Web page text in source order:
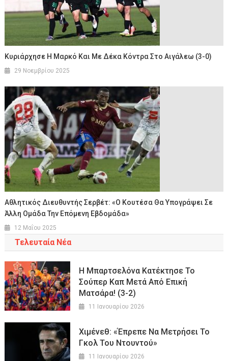
Κυριάρχησε Η Μαρκό Και Με Δέκα Κόντρα Στο Αιγάλεω (3-0)
29 Νοεμβρίου 2025
Αθλητικός Διευθυντής Σερβέτ: «Ο Κουτέσα Θα Υπογράψει Σε
Άλλη Ομάδα Την Επόμενη Εβδομάδα»
12 Μαΐου 2025
Τελευταία Νέα
Η Μπαρτσελόνα Κατέκτησε Το
Σούπερ Καπ Μετά Από Επική
Ματσάρα! (3-2)
11 Ιανουαρίου 2026
Χιμένεθ: «Έπρεπε Να Μετρήσει Το
Γκολ Του Ντουντού»
11 Ιανουαρίου 2026